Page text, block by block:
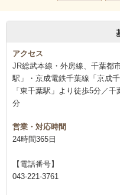
アクセス
JR総武本線・外房線、千葉都
駅」・京成電鉄千葉線「京成
「東千葉駅」より徒歩5分／
分
営業・対応時間
24時間365日
【電話番号】
043-221-3761